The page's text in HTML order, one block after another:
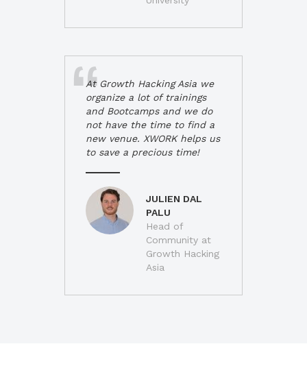
At Growth Hacking Asia we
organize a lot of trainings
and Bootcamps and we do
not have the time to find a
new venue. XWORK helps us
to save a precious time!
JULIEN DAL
PALU
Head of
Community at
Growth Hacking
Asia